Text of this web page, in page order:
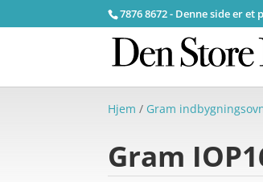
7876 8672 - Denne side er
Hjem / Gram
Gram